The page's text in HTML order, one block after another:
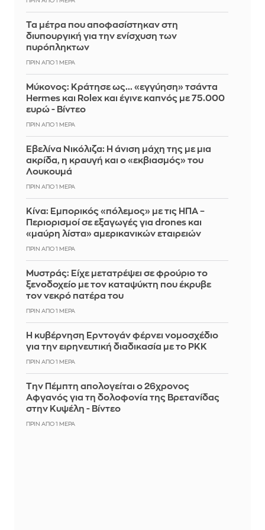
Τα μέτρα που αποφασίστηκαν στη
διυπουργική για την ενίσχυση των
πυρόπληκτων
ΠΡΙΝ ΑΠΌ 1 ΜΈΡΑ
Μύκονος: Κράτησε ως... «εγγύηση» τσάντα
Hermes και Rolex και έγινε καπνός με 75.000
ευρώ - Βίντεο
ΠΡΙΝ ΑΠΌ 1 ΜΈΡΑ
Εβελίνα Νικόλιζα: Η άνιση μάχη της με μια
ακρίδα, η κραυγή και ο «εκβιασμός» του
Λουκουμά
ΠΡΙΝ ΑΠΌ 1 ΜΈΡΑ
Κίνα: Εμπορικός «πόλεμος» με τις ΗΠΑ –
Περιορισμοί σε εξαγωγές για drones και
«μαύρη λίστα» αμερικανικών εταιρειών
ΠΡΙΝ ΑΠΌ 1 ΜΈΡΑ
Mυστράς: Είχε μετατρέψει σε φρούριο το
ξενοδοχείο με τον καταψύκτη που έκρυβε
τον νεκρό πατέρα του
ΠΡΙΝ ΑΠΌ 1 ΜΈΡΑ
Η κυβέρνηση Ερντογάν φέρνει νομοσχέδιο
για την ειρηνευτική διαδικασία με το PKK
ΠΡΙΝ ΑΠΌ 1 ΜΈΡΑ
Την Πέμπτη απολογείται ο 26χρονος
Αφγανός για τη δολοφονία της Βρετανίδας
στην Κυψέλη - Βίντεο
ΠΡΙΝ ΑΠΌ 1 ΜΈΡΑ